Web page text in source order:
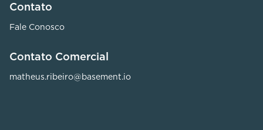
Contato
Fale Conosco
Contato Comercial
matheus.ribeiro@basement.io